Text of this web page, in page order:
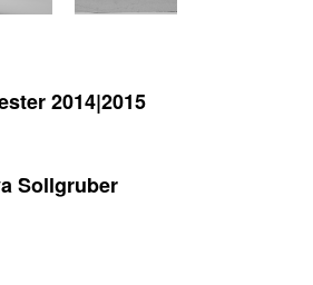
2014|2015
Sollgruber